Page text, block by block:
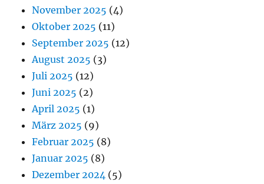
November 2025 (4)
Oktober 2025 (11)
September 2025 (12)
August 2025 (3)
Juli 2025 (12)
Juni 2025 (2)
April 2025 (1)
März 2025 (9)
Februar 2025 (8)
Januar 2025 (8)
Dezember 2024 (5)